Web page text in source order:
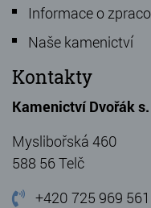
Informace o
Naše kamenictví
Kontakty
Kamenictví Dvořák s.
Myslibořská 460
588 56 Telč
+420 725 969 561